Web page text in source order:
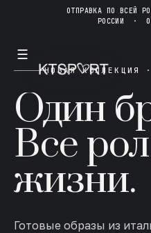
ОТПРАВКА ПО ВСЕЙ
РОССИИ ·
☰
НОВАЯ КОЛЛЕКЦИЯ
Один
Все
жизни.
Готовые образы из